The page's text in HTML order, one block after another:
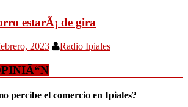
estarÃ¡ de gira
2023 Radio Ipiales
percibe el comercio en Ipiales?